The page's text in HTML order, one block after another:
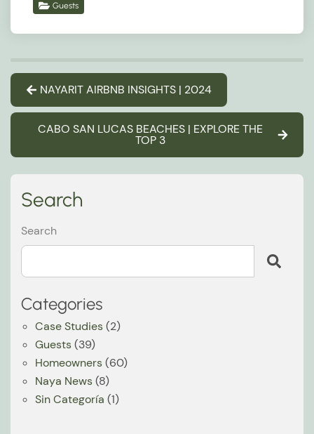
Guests
NAYARIT AIRBNB INSIGHTS | 2024
CABO SAN LUCAS BEACHES | EXPLORE THE
TOP 3
Search
Search
Categories
Case Studies(2)
Guests(39)
Homeowners(60)
Naya News(8)
Sin Categoría (1)